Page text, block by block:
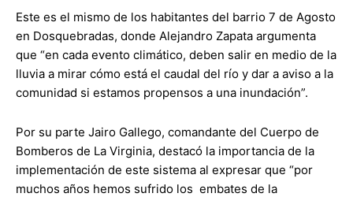
Este es el mismo de los habitantes del barrio 7 de Agosto
en Dosquebradas, donde Alejandro Zapata argumenta
que “en cada evento climático, deben salir en medio de la
lluvia a mirar cómo está el caudal del río y dar a aviso a la
comunidad si estamos propensos a una inundación”.
Por su parte Jairo Gallego, comandante del Cuerpo de
Bomberos de La Virginia, destacó la importancia de la
implementación de este sistema al expresar que “por
muchos años hemos sufrido los embates de la